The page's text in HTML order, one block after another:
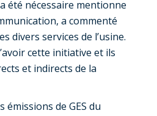
été nécessaire mentionne
a commenté
divers services de l’usine.
cette initiative et ils
et indirects de la
de GES du